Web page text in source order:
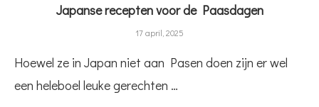
Japanse recepten voor de Paasdagen
17 april, 2025
Hoewel ze in Japan niet aan Pasen doen zijn er wel
een heleboel leuke gerechten …